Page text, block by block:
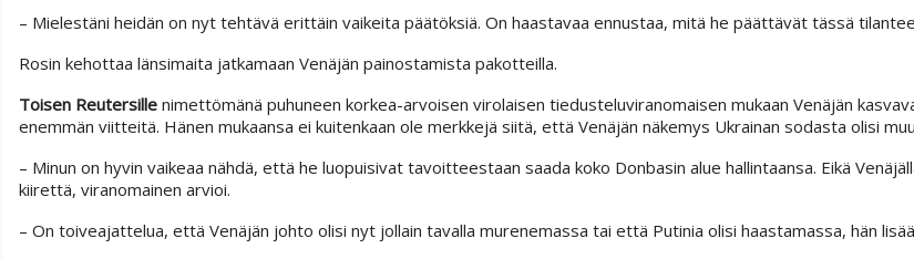
– Mielestäni heidän on nyt tehtävä erittäin vaikeita päätöksiä. On haastavaa ennustaa, mitä he päättävät tässä
Rosin kehottaa länsimaita jatkamaan Venäjän painostamista pakotteilla.
Toisen Reutersille nimettömänä puhuneen korkea-arvoisen virolaisen tiedusteluviranomaisen mukaan Venäjän
enemmän viitteitä. Hänen mukaansa ei kuitenkaan ole merkkejä siitä, että Venäjän näkemys Ukrainan sodasta olisi
– Minun on hyvin vaikeaa nähdä, että he luopuisivat tavoitteestaan saada koko Donbasin alue hallintaansa. Eikä
kiirettä, viranomainen arvioi.
– On toiveajattelua, että Venäjän johto olisi nyt jollain tavalla murenemassa tai että Putinia olisi haastamassa, hän